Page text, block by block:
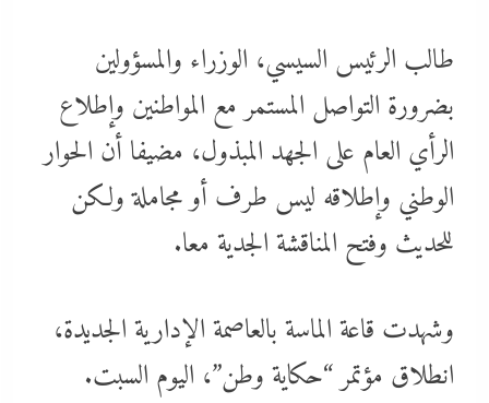
طالب الرئيس السيسي، الوزراء والمسؤولين
بضرورة التواصل المستمر مع المواطنين وإطلاع
الرأي العام على الجهد المبذول، مضيفا أن الحوار
الوطني وإطلاقه ليس طرف أو مجاملة ولكن
للحديث وفتح المناقشة الجدية معا.
وشهدت قاعة الماسة بالعاصمة الإدارية الجديدة،
انطلاق مؤتمر “حكاية وطن”، اليوم السبت.